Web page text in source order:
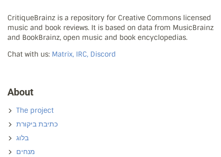
CritiqueBrainz is a repository for Creative Commons licensed
music and book reviews. It is based on data from MusicBrainz
and BookBrainz, open music and book encyclopedias.
Chat with us: Matrix, IRC, Discord
About
The project
כתיבת ביקורת
בלוג
מנחים